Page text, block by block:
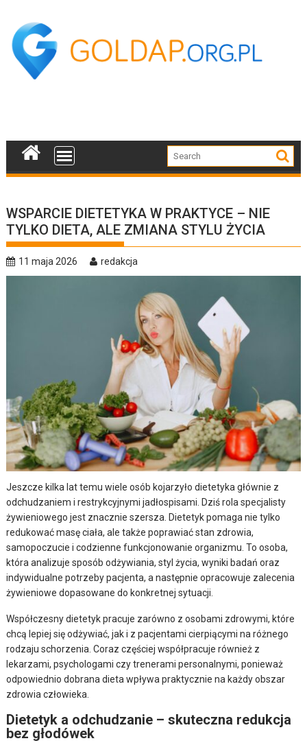
content
WSPARCIE DIETETYKA W PRAKTYCE – NIE
TYLKO DIETA, ALE ZMIANA STYLU ŻYCIA
11 maja 2026 redakcja
Jeszcze kilka lat temu wiele osób kojarzyło dietetyka głównie z
odchudzaniem i restrykcyjnymi jadłospisami. Dziś rola specjalisty
żywieniowego jest znacznie szersza. Dietetyk pomaga nie tylko
redukować masę ciała, ale także poprawiać stan zdrowia,
samopoczucie i codzienne funkcjonowanie organizmu. To osoba,
która analizuje sposób odżywiania, styl życia, wyniki badań oraz
indywidualne potrzeby pacjenta, a następnie opracowuje zalecenia
żywieniowe dopasowane do konkretnej sytuacji.
Współczesny dietetyk pracuje zarówno z osobami zdrowymi, które
chcą lepiej się odżywiać, jak i z pacjentami cierpiącymi na różnego
rodzaju schorzenia. Coraz częściej współpracuje również z
lekarzami, psychologami czy trenerami personalnymi, ponieważ
odpowiednio dobrana dieta wpływa praktycznie na każdy obszar
zdrowia człowieka.
Dietetyk a odchudzanie – skuteczna redukcja
bez głodówek